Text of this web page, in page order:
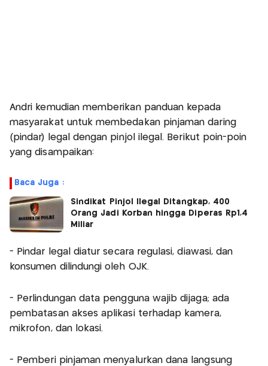
Andri kemudian memberikan panduan kepada
masyarakat untuk membedakan pinjaman daring
(pindar) legal dengan pinjol ilegal. Berikut poin-poin
yang disampaikan:
Baca Juga :
Sindikat Pinjol Ilegal Ditangkap, 400
Orang Jadi Korban hingga Diperas Rp1,4
Miliar
- Pindar legal diatur secara regulasi, diawasi, dan
konsumen dilindungi oleh OJK.
- Perlindungan data pengguna wajib dijaga; ada
pembatasan akses aplikasi terhadap kamera,
mikrofon, dan lokasi.
- Pemberi pinjaman menyalurkan dana langsung